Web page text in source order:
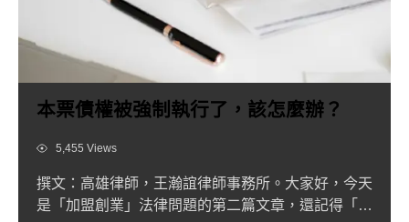
本票債權被強制執行了，該怎麼辦？
Views5,455 Views
撰文：高雄律師，王瀚誼律師事務所。大家好，今天
是「加盟創業」法律問題的第二篇文章，還記得「知